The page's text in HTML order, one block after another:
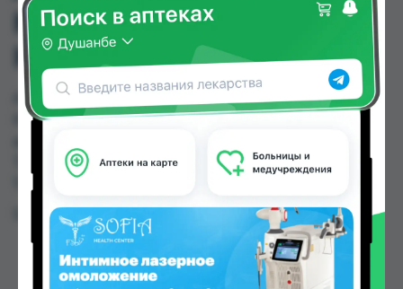
МЫЛО С ОРХИДЕЕЙ И
КОРИЦЕЙ 450МЛ
ACTIVE ЖИДКОЕ МЫЛО С ОРХИДЕЕЙ И
КОРИЦЕЙ 450МЛ можно купить или заказать в
TJS до 18.00 TJS в Душанбе и других городах
Цена: от
15.00 TJS